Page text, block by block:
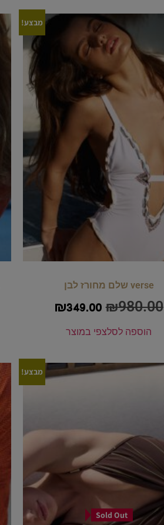
מבצע!
verse שלם מחורז לבן
₪980.00
₪349.00
הוספה לסלצפי במוצר
מבצע!
Sold Out